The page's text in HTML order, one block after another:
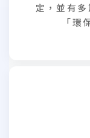
定，並有
「環